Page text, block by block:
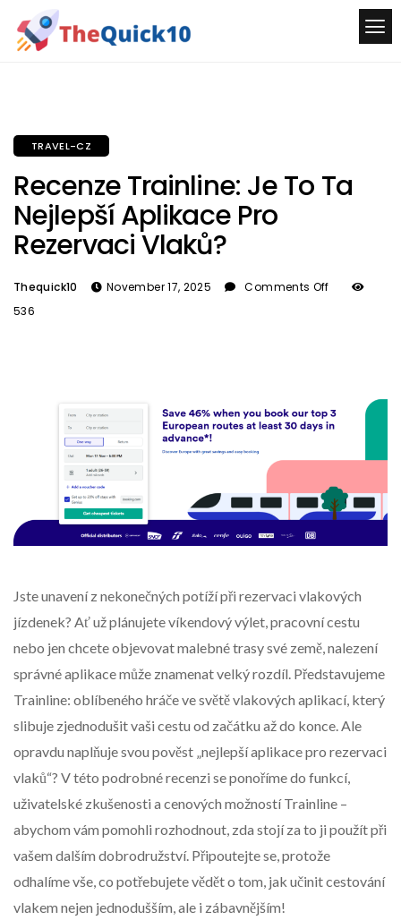
TRAVEL-CZ
Recenze Trainline: Je To Ta
Nejlepší Aplikace Pro
Rezervaci Vlaků?
Thequick10 November 17, 2025
Comments Off
536
Jste unavení z nekonečných potíží při rezervaci vlakových
jízdenek? Ať už plánujete víkendový výlet, pracovní cestu
nebo jen chcete objevovat malebné trasy své země, nalezení
správné aplikace může znamenat velký rozdíl. Představujeme
Trainline: oblíbeného hráče ve světě vlakových aplikací, který
slibuje zjednodušit vaši cestu od začátku až do konce. Ale
opravdu naplňuje svou pověst „nejlepší aplikace pro rezervaci
vlaků“? V této podrobné recenzi se ponoříme do funkcí,
uživatelské zkušenosti a cenových možností Trainline –
abychom vám pomohli rozhodnout, zda stojí za to ji použít při
vašem dalším dobrodružství. Připoutejte se, protože
odhalíme vše, co potřebujete vědět o tom, jak učinit cestování
vlakem nejen jednodušším, ale i zábavnějším!